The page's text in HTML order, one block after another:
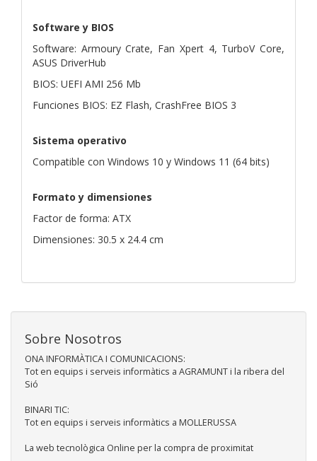
Software y BIOS
Software: Armoury Crate, Fan Xpert 4, TurboV Core,
ASUS DriverHub
BIOS: UEFI AMI 256 Mb
Funciones BIOS: EZ Flash, CrashFree BIOS 3
Sistema operativo
Compatible con Windows 10 y Windows 11 (64 bits)
Formato y dimensiones
Factor de forma: ATX
Dimensiones: 30.5 x 24.4 cm
Sobre Nosotros
ONA INFORMÀTICA I COMUNICACIONS:
Tot en equips i serveis informàtics a AGRAMUNT i la ribera del
Sió
BINARI TIC:
Tot en equips i serveis informàtics a MOLLERUSSA
La web tecnològica Online per la compra de proximitat